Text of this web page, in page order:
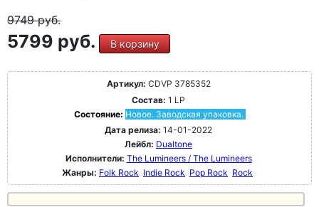
9749руб.
5799 руб. В корзину
Артикул: CDVP 3785352
Состав: 1 LP
Состояние: Новое. Заводская упаковка.
Дата релиза: 14-01-2022
Лейбл: Dualtone
Исполнители: The Lumineers / The Lumineers
Жанры: Folk Rock Indie Rock Pop Rock Rock